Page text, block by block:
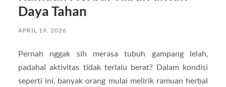
Daya Tahan
APRIL 19, 2026
Pernah nggak sih merasa tubuh gampang lelah,
padahal aktivitas tidak terlalu berat? Dalam kondisi
seperti ini, banyak orang mulai melirik ramuan herbal